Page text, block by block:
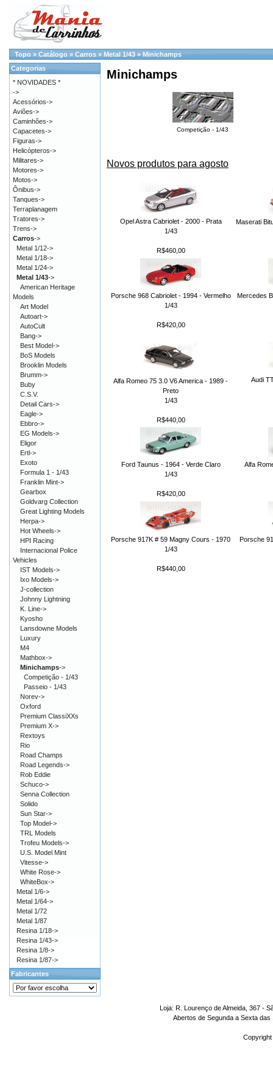
Topo » Catálogo » Carros » Metal 1/43 » Minichamps
Minichamps
Competição - 1/43
Novos produtos para agosto
Opel Astra Cabriolet - 2000 - Prata
1/43
R$460,00
Maserati
Porsche 968 Cabriolet - 1994 - Vermelho
1/43
R$420,00
Mercedes
Alfa Romeo 75 3.0 V6 America - 1989 -
Preto
1/43
R$440,00
Audi
Ford Taunus - 1964 - Verde Claro
1/43
R$420,00
Alfa
Porsche 917K # 59 Magny Cours - 1970
1/43
R$440,00
Porsche
Categorias
* NOVIDADES *
->
Acessórios->
Aviões->
Caminhões->
Capacetes->
Figuras->
Helicópteros->
Militares->
Motores->
Motos->
Ônibus->
Tanques->
Terraplanagem
Tratores->
Trens->
Carros->
Metal 1/12->
Metal 1/18->
Metal 1/24->
Metal 1/43->
American Heritage
Models
Art Model
Autoart->
AutoCult
Bang->
Best Model->
BoS Models
Brooklin Models
Brumm->
Buby
C.S.V.
Detail Cars->
Eagle->
Ebbro->
EG Models->
Eligor
Ertl->
Exoto
Formula 1 - 1/43
Franklin Mint->
Gearbox
Goldvarg Collection
Great Lighting Models
Herpa->
Hot Wheels->
HPI Racing
Internacional Police
Vehicles
IST Models->
Ixo Models->
J-collection
Johnny Lightning
K. Line->
Kyosho
Lansdowne Models
Luxury
M4
Mathbox->
Minichamps->
Competição - 1/43
Passeio - 1/43
Norev->
Oxford
Premium ClassiXXs
Premium X->
Rextoys
Rio
Road Champs
Road Legends->
Rob Eddie
Schuco->
Senna Collection
Solido
Sun Star->
Top Model->
TRL Models
Trofeu Models->
U.S. Model Mint
Vitesse->
White Rose->
WhiteBox->
Metal 1/6->
Metal 1/64->
Metal 1/72
Metal 1/87
Resina 1/18->
Resina 1/43->
Resina 1/8->
Resina 1/87->
Fabricantes
Loja: R. Lourenço de Almeida, 367 -
Abertos de Segunda a Sexta